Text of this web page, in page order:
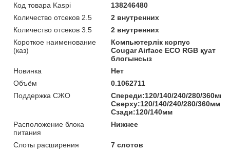
Код товара Kaspi
138246480
Количество отсеков 2.5
2 внутренних
Количество отсеков 3.5
2 внутренних
Короткое наименование
(каз)
Компьютерлік корпус
Cougar Airface ECO RGB қуат
блогынсыз
Новинка
Нет
Объём
0.1062711
Поддержка СЖО
Спереди:120/140/240/280/360мм;
Сверху:120/140/240/280/360мм;
Сзади:120/140мм
Расположение блока
питания
Нижнее
Слоты расширения
7 слотов